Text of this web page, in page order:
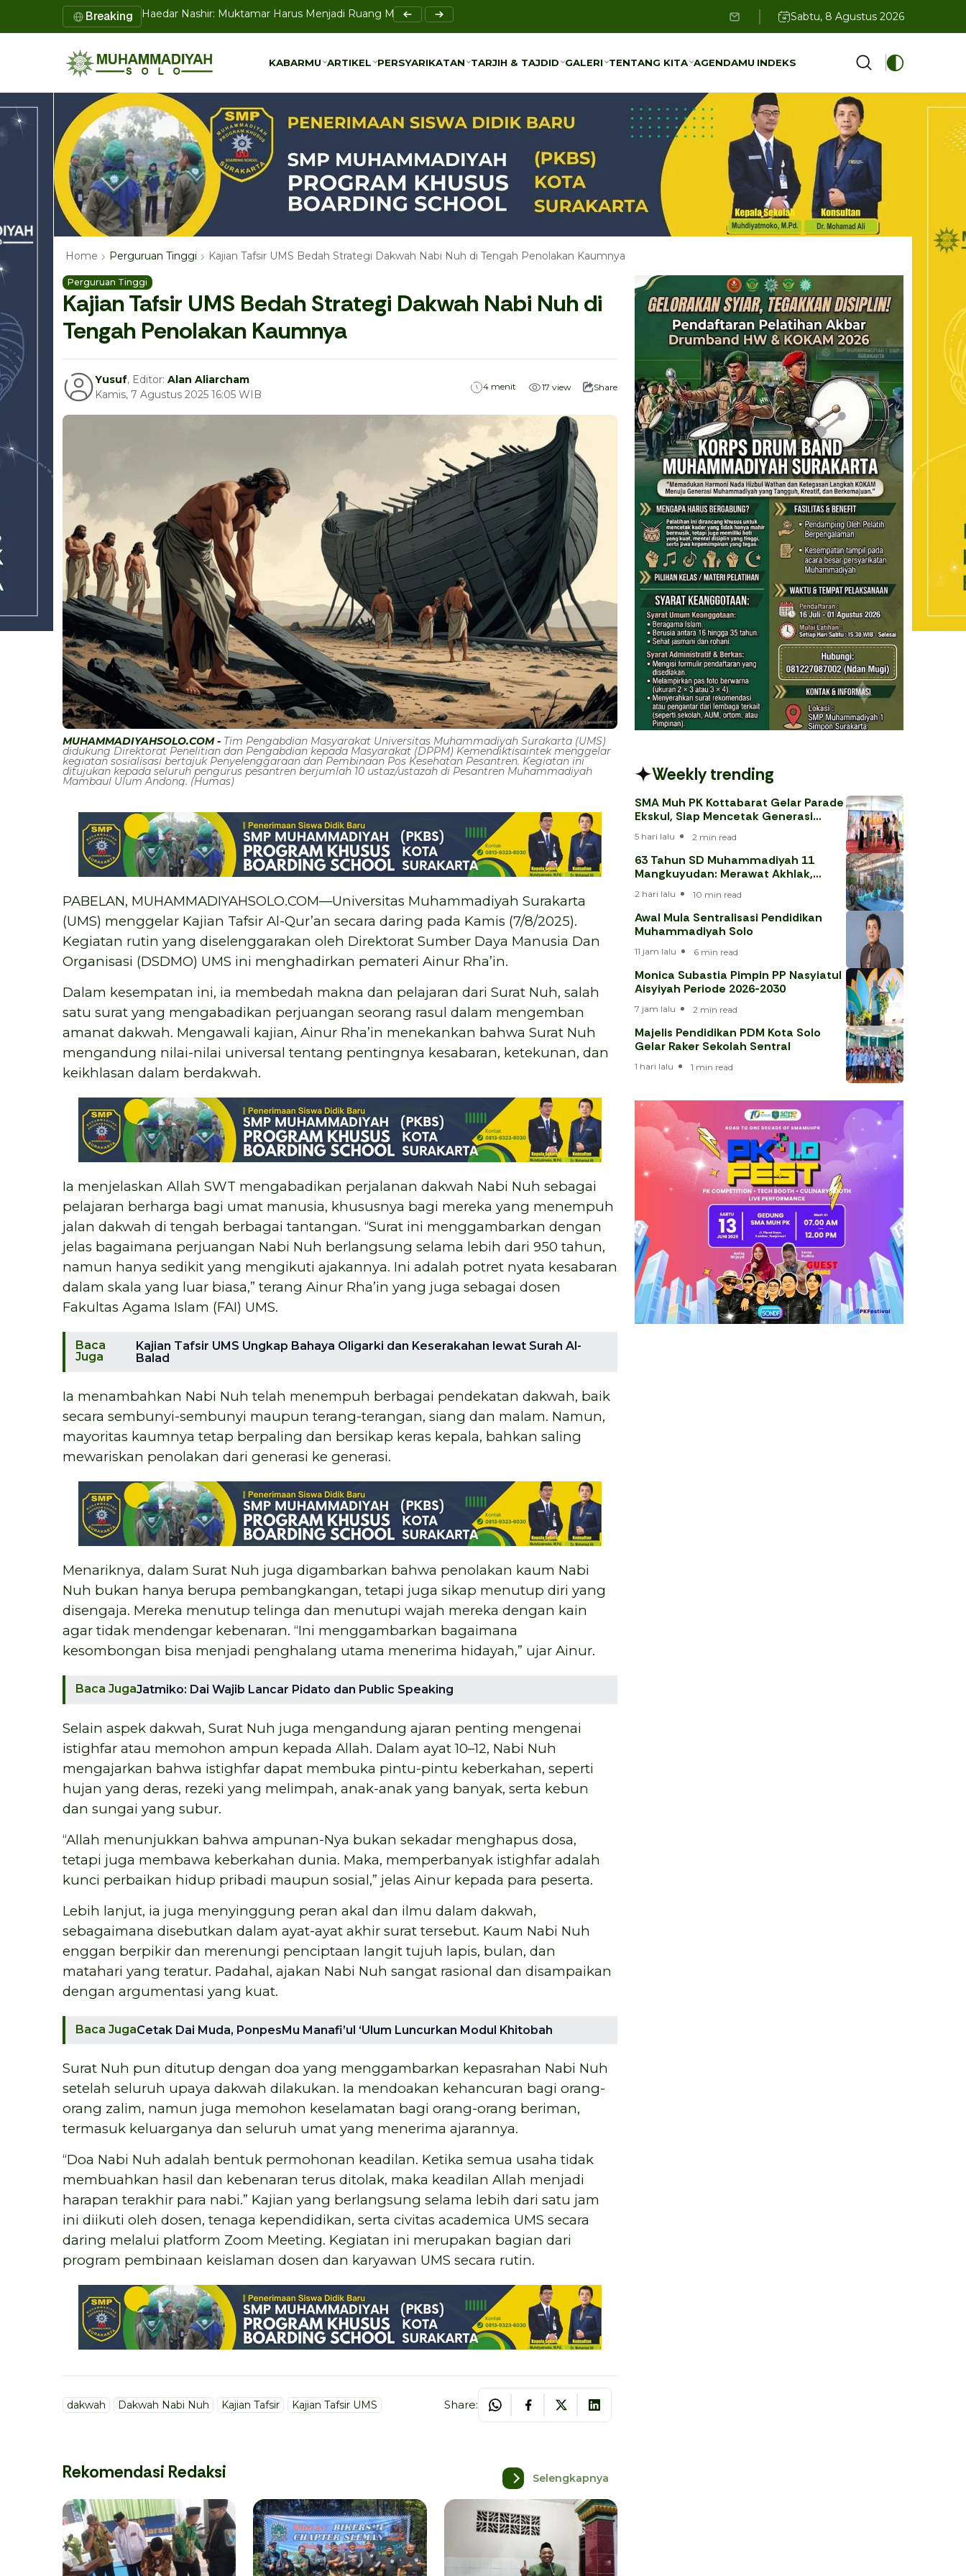
Breaking
Muktamar ke-15 Nasyiatul Aisyiyah Tetapkan 13 Formatur PPNA Periode 2026–2030
Sabtu, 8 Agustus 2026
KABARMU ARTIKEL PERSYARIKATAN TARJIH & TAJDID GALERI TENTANG KITA AGENDAMU INDEKS
Home Perguruan Tinggi Kajian Tafsir UMS Bedah Strategi Dakwah Nabi Nuh di Tengah Penolakan Kaumnya
Perguruan Tinggi
Kajian Tafsir UMS Bedah Strategi Dakwah Nabi Nuh di
Tengah Penolakan Kaumnya
Yusuf, Editor: Alan Aliarcham
Kamis, 7 Agustus 2025 16:05 WIB
4 menit 17 view Share
MUHAMMADIYAHSOLO.COM - Tim Pengabdian Masyarakat Universitas Muhammadiyah Surakarta (UMS)
didukung Direktorat Penelitian dan Pengabdian kepada Masyarakat (DPPM) Kemendiktisaintek menggelar
kegiatan sosialisasi bertajuk Penyelenggaraan dan Pembinaan Pos Kesehatan Pesantren. Kegiatan ini
ditujukan kepada seluruh pengurus pesantren berjumlah 10 ustaz/ustazah di Pesantren Muhammadiyah
Mambaul Ulum Andong. (Humas)
PABELAN, MUHAMMADIYAHSOLO.COM—Universitas Muhammadiyah Surakarta
(UMS) menggelar Kajian Tafsir Al-Qur’an secara daring pada Kamis (7/8/2025).
Kegiatan rutin yang diselenggarakan oleh Direktorat Sumber Daya Manusia Dan
Organisasi (DSDMO) UMS ini menghadirkan pemateri Ainur Rha’in.
Dalam kesempatan ini, ia membedah makna dan pelajaran dari Surat Nuh, salah
satu surat yang mengabadikan perjuangan seorang rasul dalam mengemban
amanat dakwah. Mengawali kajian, Ainur Rha’in menekankan bahwa Surat Nuh
mengandung nilai-nilai universal tentang pentingnya kesabaran, ketekunan, dan
keikhlasan dalam berdakwah.
Ia menjelaskan Allah SWT mengabadikan perjalanan dakwah Nabi Nuh sebagai
pelajaran berharga bagi umat manusia, khususnya bagi mereka yang menempuh
jalan dakwah di tengah berbagai tantangan. “Surat ini menggambarkan dengan
jelas bagaimana perjuangan Nabi Nuh berlangsung selama lebih dari 950 tahun,
namun hanya sedikit yang mengikuti ajakannya. Ini adalah potret nyata kesabaran
dalam skala yang luar biasa,” terang Ainur Rha’in yang juga sebagai dosen
Fakultas Agama Islam (FAI) UMS.
Baca
Juga
Kajian Tafsir UMS Ungkap Bahaya Oligarki dan Keserakahan lewat Surah Al-
Balad
Ia menambahkan Nabi Nuh telah menempuh berbagai pendekatan dakwah, baik
secara sembunyi-sembunyi maupun terang-terangan, siang dan malam. Namun,
mayoritas kaumnya tetap berpaling dan bersikap keras kepala, bahkan saling
mewariskan penolakan dari generasi ke generasi.
Menariknya, dalam Surat Nuh juga digambarkan bahwa penolakan kaum Nabi
Nuh bukan hanya berupa pembangkangan, tetapi juga sikap menutup diri yang
disengaja. Mereka menutup telinga dan menutupi wajah mereka dengan kain
agar tidak mendengar kebenaran. “Ini menggambarkan bagaimana
kesombongan bisa menjadi penghalang utama menerima hidayah,” ujar Ainur.
Baca JugaJatmiko: Dai Wajib Lancar Pidato dan Public Speaking
Selain aspek dakwah, Surat Nuh juga mengandung ajaran penting mengenai
istighfar atau memohon ampun kepada Allah. Dalam ayat 10–12, Nabi Nuh
mengajarkan bahwa istighfar dapat membuka pintu-pintu keberkahan, seperti
hujan yang deras, rezeki yang melimpah, anak-anak yang banyak, serta kebun
dan sungai yang subur.
“Allah menunjukkan bahwa ampunan-Nya bukan sekadar menghapus dosa,
tetapi juga membawa keberkahan dunia. Maka, memperbanyak istighfar adalah
kunci perbaikan hidup pribadi maupun sosial,” jelas Ainur kepada para peserta.
Lebih lanjut, ia juga menyinggung peran akal dan ilmu dalam dakwah,
sebagaimana disebutkan dalam ayat-ayat akhir surat tersebut. Kaum Nabi Nuh
enggan berpikir dan merenungi penciptaan langit tujuh lapis, bulan, dan
matahari yang teratur. Padahal, ajakan Nabi Nuh sangat rasional dan disampaikan
dengan argumentasi yang kuat.
Baca JugaCetak Dai Muda, PonpesMu Manafi’ul ‘Ulum Luncurkan Modul Khitobah
Surat Nuh pun ditutup dengan doa yang menggambarkan kepasrahan Nabi Nuh
setelah seluruh upaya dakwah dilakukan. Ia mendoakan kehancuran bagi orang-
orang zalim, namun juga memohon keselamatan bagi orang-orang beriman,
termasuk keluarganya dan seluruh umat yang menerima ajarannya.
“Doa Nabi Nuh adalah bentuk permohonan keadilan. Ketika semua usaha tidak
membuahkan hasil dan kebenaran terus ditolak, maka keadilan Allah menjadi
harapan terakhir para nabi.” Kajian yang berlangsung selama lebih dari satu jam
ini diikuti oleh dosen, tenaga kependidikan, serta civitas academica UMS secara
daring melalui platform Zoom Meeting. Kegiatan ini merupakan bagian dari
program pembinaan keislaman dosen dan karyawan UMS secara rutin.
dakwah Dakwah Nabi Nuh Kajian Tafsir Kajian Tafsir UMS Share:
Rekomendasi Redaksi Selengkapnya
Weekly trending
SMA Muh PK Kottabarat Gelar Parade
Ekskul, Siap Mencetak Generasi
5 hari lalu 2 min read
63 Tahun SD Muhammadiyah 11
Mangkuyudan: Merawat Akhlak,
2 hari lalu 10 min read
Awal Mula Sentralisasi Pendidikan
Muhammadiyah Solo
11 jam lalu 6 min read
Monica Subastia Pimpin PP Nasyiatul
Aisyiyah Periode 2026-2030
7 jam lalu 2 min read
Majelis Pendidikan PDM Kota Solo
Gelar Raker Sekolah Sentral
1 hari lalu 1 min read